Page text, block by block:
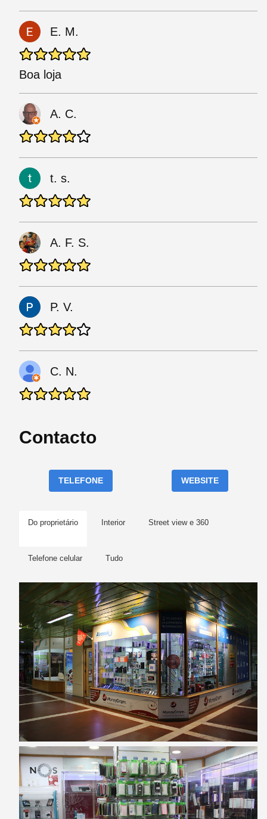
E. M.
Boa loja
A. C.
t. s.
A. F. S.
P. V.
C. N.
Contacto
TELEFONE WEBSITE
Do proprietário Interior Street view e 360
Telefone celular Tudo